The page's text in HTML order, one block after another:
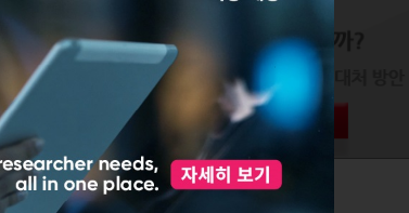
의 연구
의 공동
를 제공한
자세히
글남기기
Related tags